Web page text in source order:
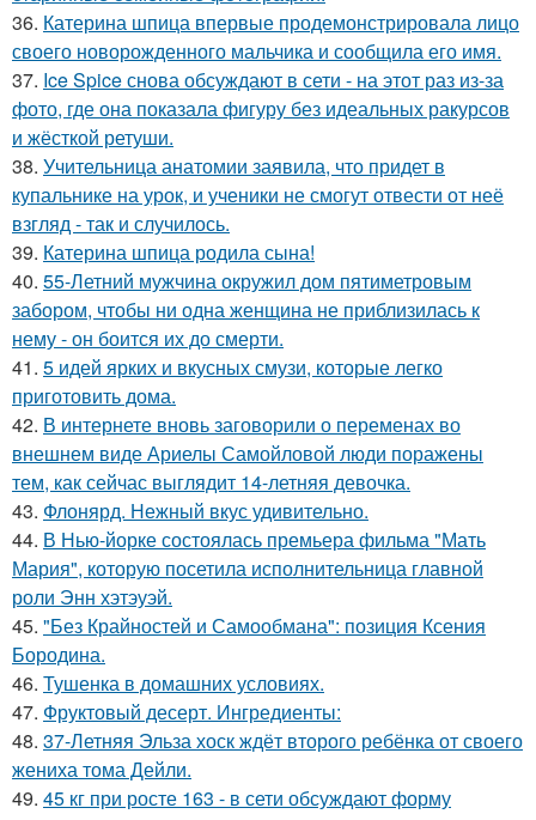
36. Катерина шпица впервые продемонстрировала лицо
своего новорожденного мальчика и сообщила его имя.
37. Ice Spice снова обсуждают в сети - на этот раз из-за
фото, где она показала фигуру без идеальных ракурсов
и жёсткой ретуши.
38. Учительница анатомии заявила, что придет в
купальнике на урок, и ученики не смогут отвести от неё
взгляд - так и случилось.
39. Катерина шпица родила сына!
40. 55-Летний мужчина окружил дом пятиметровым
забором, чтобы ни одна женщина не приблизилась к
нему - он боится их до смерти.
41. 5 идей ярких и вкусных смузи, которые легко
приготовить дома.
42. В интернете вновь заговорили о переменах во
внешнем виде Ариелы Самойловой люди поражены
тем, как сейчас выглядит 14-летняя девочка.
43. Флонярд. Нежный вкус удивительно.
44. В Нью-йорке состоялась премьера фильма "Мать
Мария", которую посетила исполнительница главной
роли Энн хэтэуэй.
45. "Без Крайностей и Самообмана": позиция Ксения
Бородина.
46. Тушенка в домашних условиях.
47. Фруктовый десерт. Ингредиенты:
48. 37-Летняя Эльза хоск ждёт второго ребёнка от своего
жениха тома Дейли.
49. 45 кг при росте 163 - в сети обсуждают форму